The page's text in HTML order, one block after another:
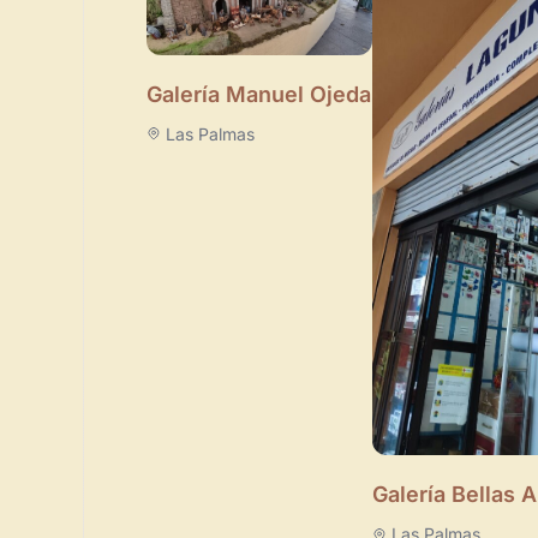
Galería Manuel Ojeda
Las Palmas
Galería Bellas